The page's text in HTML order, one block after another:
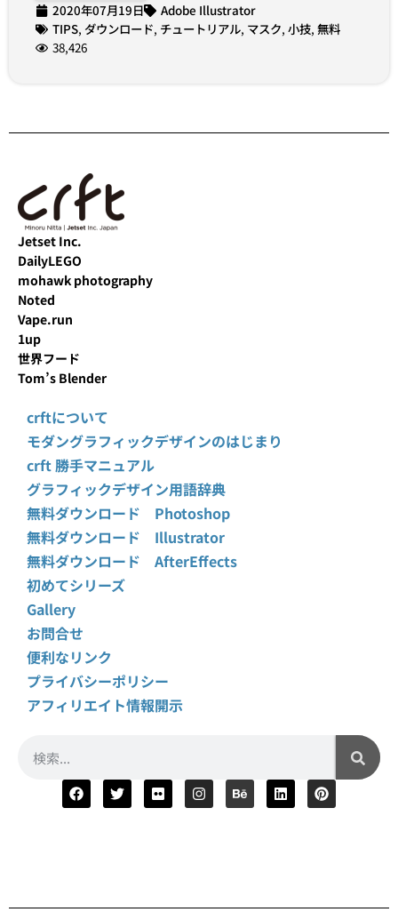
2020年07月19日
Adobe Illustrator
TIPS, ダウンロード, チュートリアル, マスク, 小技, 無料
38,426
Jetset Inc.
DailyLEGO
mohawk photography
Noted
Vape.run
1up
世界フード
Tom’s Blender
crftについて
モダングラフィックデザインのはじまり
crft 勝手マニュアル
グラフィックデザイン用語辞典
無料ダウンロード Photoshop
無料ダウンロード Illustrator
無料ダウンロード AfterEffects
初めてシリーズ
Gallery
お問合せ
便利なリンク
プライバシーポリシー
アフィリエイト情報開示